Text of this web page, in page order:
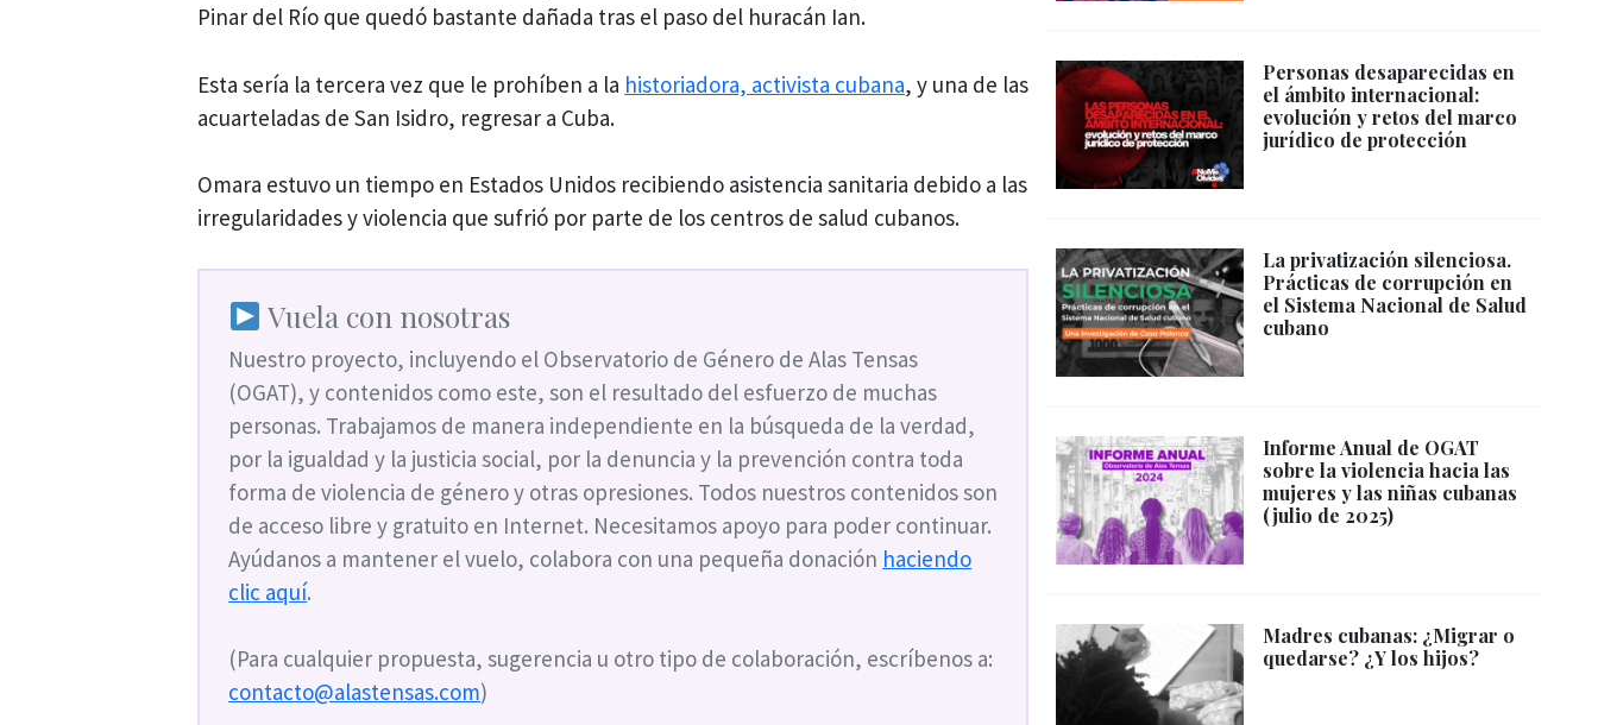
Pinar del Río que quedó bastante dañada tras el paso del huracán Ian.
Esta sería la tercera vez que le prohíben a la historiadora, activista cubana, y una de las
acuarteladas de San Isidro, regresar a Cuba.
Omara estuvo un tiempo en Estados Unidos recibiendo asistencia sanitaria debido a las
irregularidades y violencia que sufrió por parte de los centros de salud cubanos.
Vuela con nosotras
Nuestro proyecto, incluyendo el Observatorio de Género de Alas Tensas
(OGAT), y contenidos como este, son el resultado del esfuerzo de muchas
personas. Trabajamos de manera independiente en la búsqueda de la verdad,
por la igualdad y la justicia social, por la denuncia y la prevención contra toda
forma de violencia de género y otras opresiones. Todos nuestros contenidos son
de acceso libre y gratuito en Internet. Necesitamos apoyo para poder continuar.
Ayúdanos a mantener el vuelo, colabora con una pequeña donación haciendo
clic aquí.
(Para cualquier propuesta, sugerencia u otro tipo de colaboración, escríbenos a:
contacto@alastensas.com)
Personas desaparecidas en
el ámbito internacional:
evolución y retos del marco
jurídico de protección
La privatización silenciosa.
Prácticas de corrupción en
el Sistema Nacional de Salud
cubano
Informe Anual de OGAT
sobre la violencia hacia las
mujeres y las niñas cubanas
(julio de 2025)
Madres cubanas: ¿Migrar o
quedarse? ¿Y los hijos?